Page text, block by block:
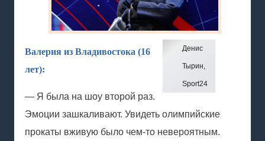
Денис
Тырин,
Sport24
Валерия из Владивостока (16
лет):
— Я была на шоу второй раз.
Эмоции зашкаливают. Увидеть олимпийские
прокаты вживую было чем-то невероятным.